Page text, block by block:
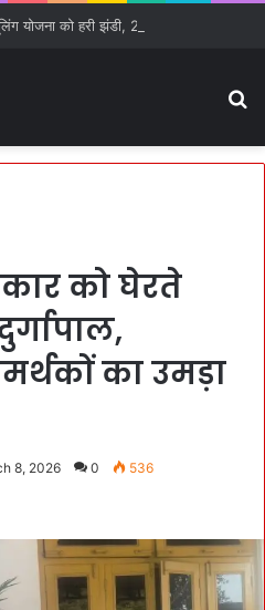
को घेरते
का उमड़ा
8, 2026 0 536